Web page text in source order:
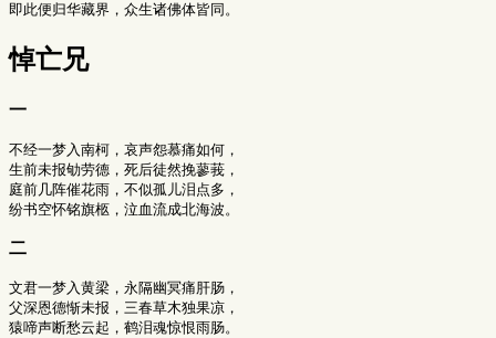
悼亡兄
一
不经一梦入南柯，哀声怨慕痛如何，
生前未报劬劳德，死后徒然挽蓼莪，
庭前几阵催花雨，不似孤儿泪点多，
二
文君一梦入黄梁，永隔幽冥痛肝肠，
父深恩德惭未报，三春草木独果凉，